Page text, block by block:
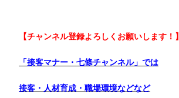
【チャンネル登録よろしくお願いします！】
「接客マナー・七條チャンネル」では
接客・人材育成・職場環境などなど